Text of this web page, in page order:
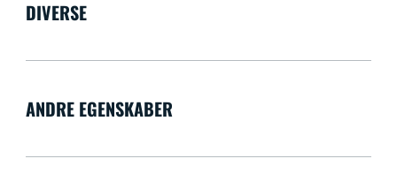
DIVERSE
ANDRE EGENSKABER